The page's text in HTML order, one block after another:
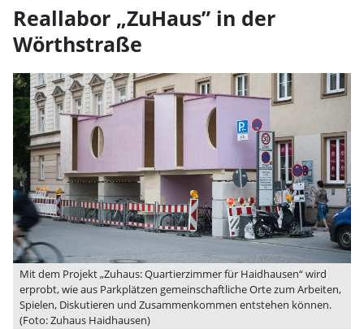
Reallabor „ZuHaus” in der
Wörthstraße
Mit dem Projekt „Zuhaus: Quartierzimmer für Haidhausen“ wird
erprobt, wie aus Parkplätzen gemeinschaftliche Orte zum Arbeiten,
Spielen, Diskutieren und Zusammenkommen entstehen können.
(Foto: Zuhaus Haidhausen)